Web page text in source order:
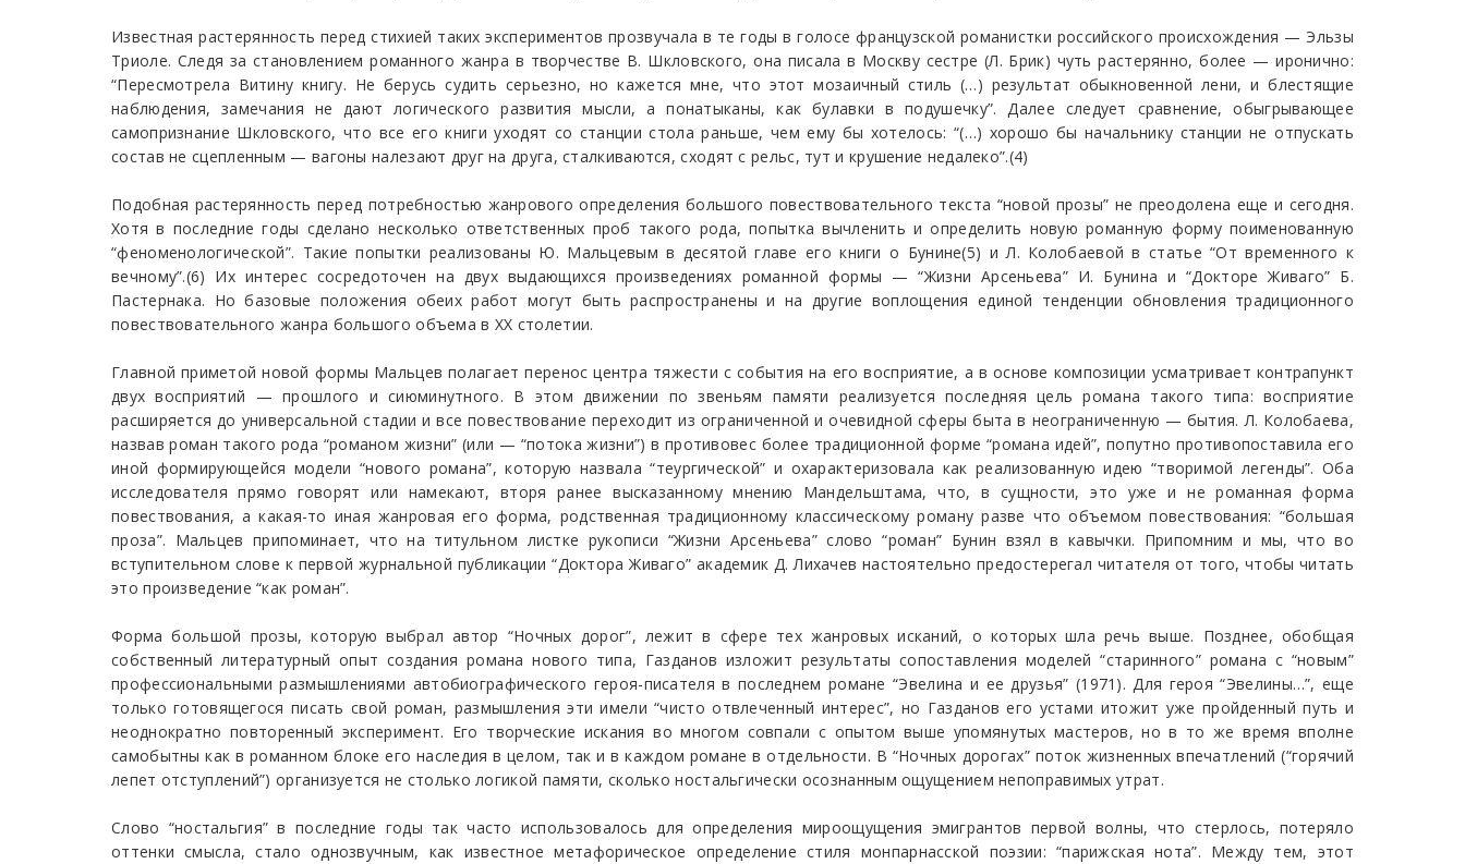
Известная растерянность перед стихией таких экспериментов прозвучала в те годы в голосе французской романистки российского происхождения — Эльзы
Триоле. Следя за становлением романного жанра в творчестве В. Шкловского, она писала в Москву сестре (Л. Брик) чуть растерянно, более — иронично:
“Пересмотрела Витину книгу. Не берусь судить серьезно, но кажется мне, что этот мозаичный стиль (…) результат обыкновенной лени, и блестящие
наблюдения, замечания не дают логического развития мысли, а понатыканы, как булавки в подушечку”. Далее следует сравнение, обыгрывающее
самопризнание Шкловского, что все его книги уходят со станции стола раньше, чем ему бы хотелось: “(…) хорошо бы начальнику станции не отпускать
состав не сцепленным — вагоны налезают друг на друга, сталкиваются, сходят с рельс, тут и крушение недалеко”.(4)
Подобная растерянность перед потребностью жанрового определения большого повествовательного текста “новой прозы” не преодолена еще и сегодня.
Хотя в последние годы сделано несколько ответственных проб такого рода, попытка вычленить и определить новую романную форму поименованную
“феноменологической”. Такие попытки реализованы Ю. Мальцевым в десятой главе его книги о Бунине(5) и Л. Колобаевой в статье “От временного к
вечному”.(6) Их интерес сосредоточен на двух выдающихся произведениях романной формы — “Жизни Арсеньева” И. Бунина и “Докторе Живаго” Б.
Пастернака. Но базовые положения обеих работ могут быть распространены и на другие воплощения единой тенденции обновления традиционного
повествовательного жанра большого объема в ХХ столетии.
Главной приметой новой формы Мальцев полагает перенос центра тяжести с события на его восприятие, а в основе композиции усматривает контрапункт
двух восприятий — прошлого и сиюминутного. В этом движении по звеньям памяти реализуется последняя цель романа такого типа: восприятие
расширяется до универсальной стадии и все повествование переходит из ограниченной и очевидной сферы быта в неограниченную — бытия. Л. Колобаева,
назвав роман такого рода “романом жизни” (или — “потока жизни”) в противовес более традиционной форме “романа идей”, попутно противопоставила его
иной формирующейся модели “нового романа”, которую назвала “теургической” и охарактеризовала как реализованную идею “творимой легенды”. Оба
исследователя прямо говорят или намекают, вторя ранее высказанному мнению Мандельштама, что, в сущности, это уже и не романная форма
повествования, а какая-то иная жанровая его форма, родственная традиционному классическому роману разве что объемом повествования: “большая
проза”. Мальцев припоминает, что на титульном листке рукописи “Жизни Арсеньева” слово “роман” Бунин взял в кавычки. Припомним и мы, что во
вступительном слове к первой журнальной публикации “Доктора Живаго” академик Д. Лихачев настоятельно предостерегал читателя от того, чтобы читать
это произведение “как роман”.
Форма большой прозы, которую выбрал автор “Ночных дорог”, лежит в сфере тех жанровых исканий, о которых шла речь выше. Позднее, обобщая
собственный литературный опыт создания романа нового типа, Газданов изложит результаты сопоставления моделей “старинного” романа с “новым”
профессиональными размышлениями автобиографического героя-писателя в последнем романе “Эвелина и ее друзья” (1971). Для героя “Эвелины…”, еще
только готовящегося писать свой роман, размышления эти имели “чисто отвлеченный интерес”, но Газданов его устами итожит уже пройденный путь и
неоднократно повторенный эксперимент. Его творческие искания во многом совпали с опытом выше упомянутых мастеров, но в то же время вполне
самобытны как в романном блоке его наследия в целом, так и в каждом романе в отдельности. В “Ночных дорогах” поток жизненных впечатлений (“горячий
лепет отступлений”) организуется не столько логикой памяти, сколько ностальгически осознанным ощущением непоправимых утрат.
Слово “ностальгия” в последние годы так часто использовалось для определения мироощущения эмигрантов первой волны, что стерлось, потеряло
оттенки смысла, стало однозвучным, как известное метафорическое определение стиля монпарнасской поэзии: “парижская нота”. Между тем, этот